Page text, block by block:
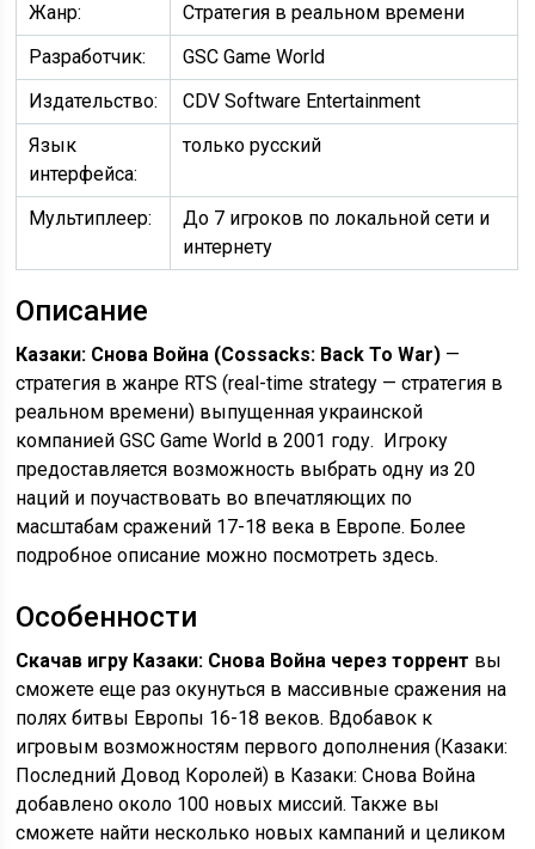
Жанр:
Стратегия в реальном времени
Разработчик:
GSC Game World
Издательство:
CDV Software Entertainment
Язык
интерфейса:
только русский
Мультиплеер:
До 7 игроков по локальной сети и
интернету
Описание
Казаки: Снова Война (Cossacks: Back To War) —
стратегия в жанре RTS (real-time strategy — стратегия в
реальном времени) выпущенная украинской
компанией GSC Game World в 2001 году. Игроку
предоставляется возможность выбрать одну из 20
наций и поучаствовать во впечатляющих по
масштабам сражений 17-18 века в Европе. Более
подробное описание можно посмотреть здесь.
Особенности
Скачав игру Казаки: Снова Война через торрент вы
сможете еще раз окунуться в массивные сражения на
полях битвы Европы 16-18 веков. Вдобавок к
игровым возможностям первого дополнения (Казаки:
Последний Довод Королей) в Казаки: Снова Война
добавлено около 100 новых миссий. Также вы
сможете найти несколько новых кампаний и целиком